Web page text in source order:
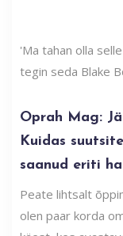
'Ma tahan olla
tegin seda Blake
Oprah Mag:
Kuidas
saanud eriti
Peate lihtsalt
olen paar korda